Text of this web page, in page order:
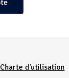
Charte d'utilisation